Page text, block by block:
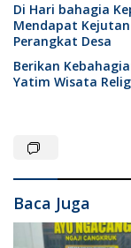
Di Hari bahagia
Mendapat
Perangkat Desa
Berikan
Yatim Wisata
Baca Juga